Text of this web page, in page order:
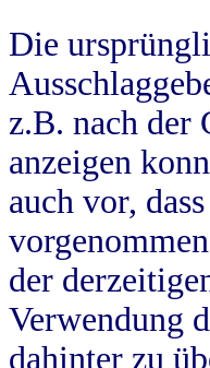
Die
z.B. nach der
anzeigen
auch vor,
der
Verwendung
dahinter zu